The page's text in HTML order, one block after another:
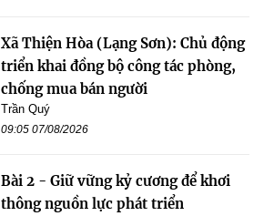
Xã Thiện Hòa (Lạng Sơn): Chủ động
triển khai đồng bộ công tác phòng,
chống mua bán người
Trần Quý
09:05 07/08/2026
Bài 2 - Giữ vững kỷ cương để khơi
thông nguồn lực phát triển